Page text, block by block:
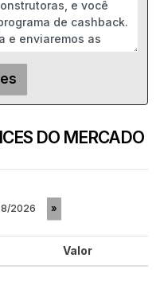
DO MERCADO
2026 »
Valor